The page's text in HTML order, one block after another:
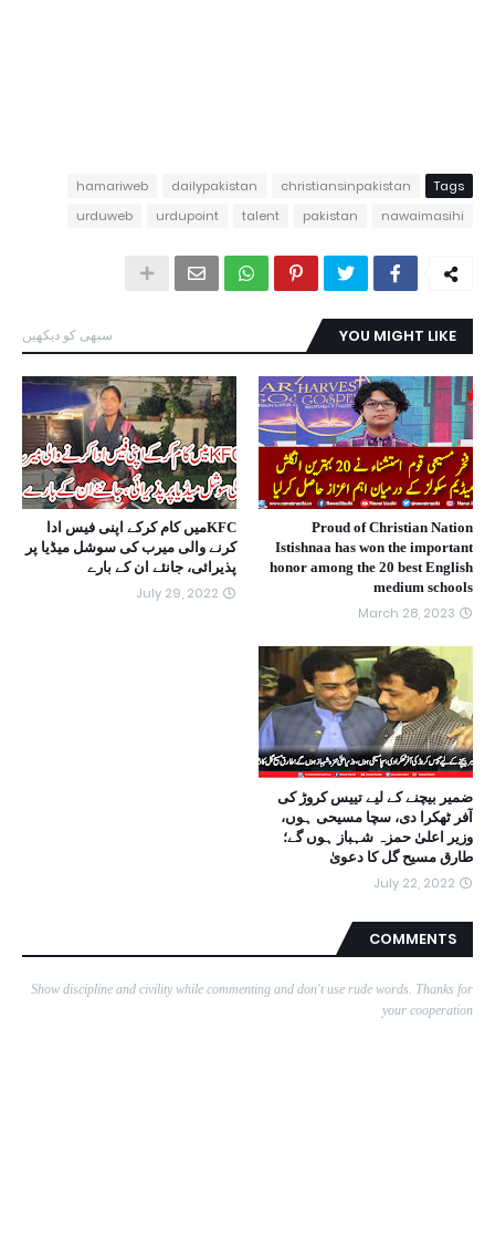
Tags
christiansinpakistan
dailypakistan
hamariweb
nawaimasihi
pakistan
talent
urdupoint
urduweb
YOU MIGHT LIKE سبھی کو دیکھیں
Proud of Christian Nation
Istishnaa has won the important
honor among the 20 best English
medium schools
March 28, 2023
KFCمیں کام کرکے اپنی فیس ادا
کرنے والی میرب کی سوشل میڈیا پر
پذیرائی، جانئے ان کے بارے
July 29, 2022
ضمیر بیچنے کے لیے تییس کروڑ کی
آفر ٹھکرا دی، سچا مسیحی ہوں،
وزیر اعلیٰ حمزہ شہباز ہوں گے؛
طارق مسیح گل کا دعویٰ
July 22, 2022
COMMENTS
Show discipline and civility while commenting and don't use rude words. Thanks for
your cooperation